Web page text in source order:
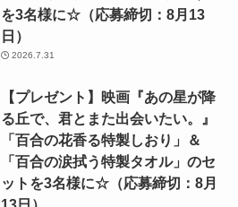
を3名様に☆（応募締切：8月13
日）
2026.7.31
【プレゼント】映画『あの星が降
る丘で、君とまた出会いたい。』
「百合の花香る特製しおり」＆
「百合の涙拭う特製タオル」のセ
ットを3名様に☆（応募締切：8月